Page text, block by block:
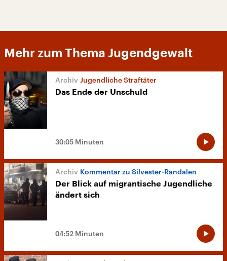
Mehr zum Thema Jugendgewalt
Jugendliche Straftäter
Das Ende der Unschuld
30:05 Minuten
Kommentar zu Silvester-Randalen
Der Blick auf migrantische Jugendliche
ändert sich
04:52 Minuten